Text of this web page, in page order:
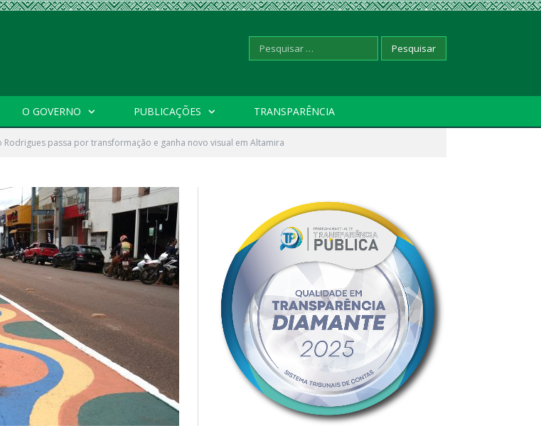
Pesquisar
por:
O GOVERNO PUBLICAÇÕES TRANSPARÊNCIA
Rodrigues passa por transformação e ganha novo visual em Altamira